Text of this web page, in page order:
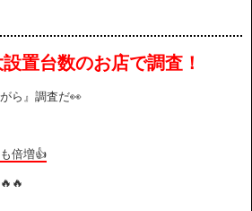
置台数のお店で調査！
ら』調査だ👀
倍増👍